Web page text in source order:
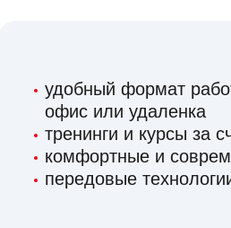
удобный формат
офис или удаленка
тренинги и курсы за
комфортные и
передовые